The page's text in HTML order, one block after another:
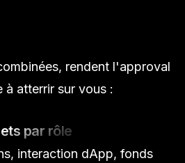
rendent l'approval
atterrir sur vous :
par rôle
interaction dApp, fonds